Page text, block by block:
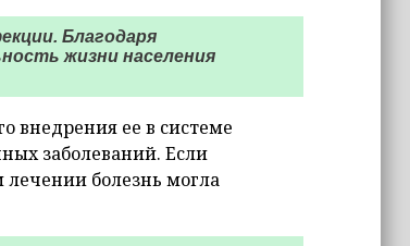
Благодаря
жизни населения
внедрения ее в системе
заболеваний. Если
болезнь могла